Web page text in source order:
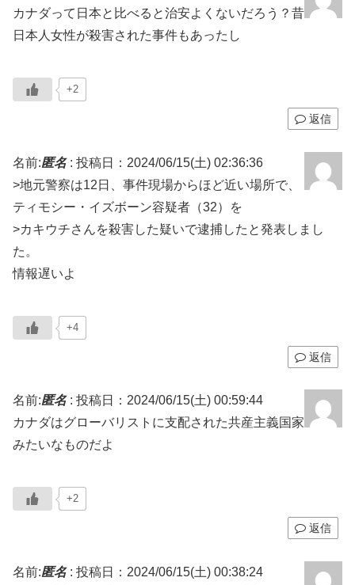
カナダって日本と比べると治安よくないだろう？昔
日本人女性が殺害された事件もあったし
+2
返信
名前:匿名: 投稿日：2024/06/15(土) 02:36:36
>地元警察は12日、事件現場からほど近い場所で、
ティモシー・イズボーン容疑者（32）を
>カキウチさんを殺害した疑いで逮捕したと発表しまし
た。
情報遅いよ
+4
返信
名前:匿名: 投稿日：2024/06/15(土) 00:59:44
カナダはグローバリストに支配された共産主義国家
みたいなものだよ
+2
返信
名前:匿名: 投稿日：2024/06/15(土) 00:38:24